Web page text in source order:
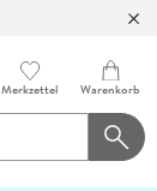
Merkzettel Warenkorb